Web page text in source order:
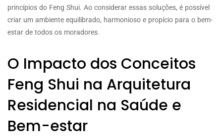
princípios do Feng Shui. Ao considerar essas soluções, é possível
criar um ambiente equilibrado, harmonioso e propício para o bem-
estar de todos os moradores.
O Impacto dos Conceitos
Feng Shui na Arquitetura
Residencial na Saúde e
Bem-estar